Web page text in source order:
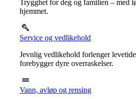
Trygghet for deg og familien – med
hjemmet.
Service og vedlikehold
Jevnlig vedlikehold forlenger
forebygger dyre overraskelser.
Vann, avløp og rensing